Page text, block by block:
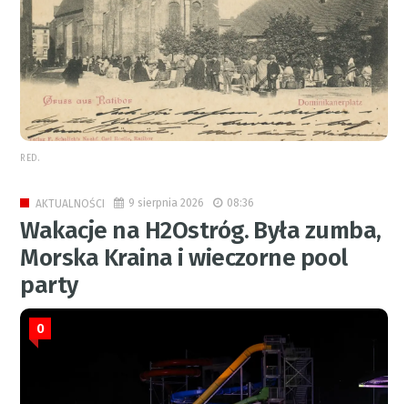
RED.
AKTUALNOŚCI 9 sierpnia 2026 08:36
Wakacje na H2Ostróg. Była zumba,
Morska Kraina i wieczorne pool
party
0